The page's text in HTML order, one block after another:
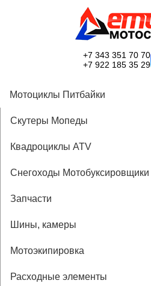
+7 343 351 70 70
+7 922 185 35 29
Мотоциклы Питбайки
Скутеры Мопеды
Квадроциклы ATV
Снегоходы Мотобуксировщики
Запчасти
Шины, камеры
Мотоэкипировка
Расходные элементы